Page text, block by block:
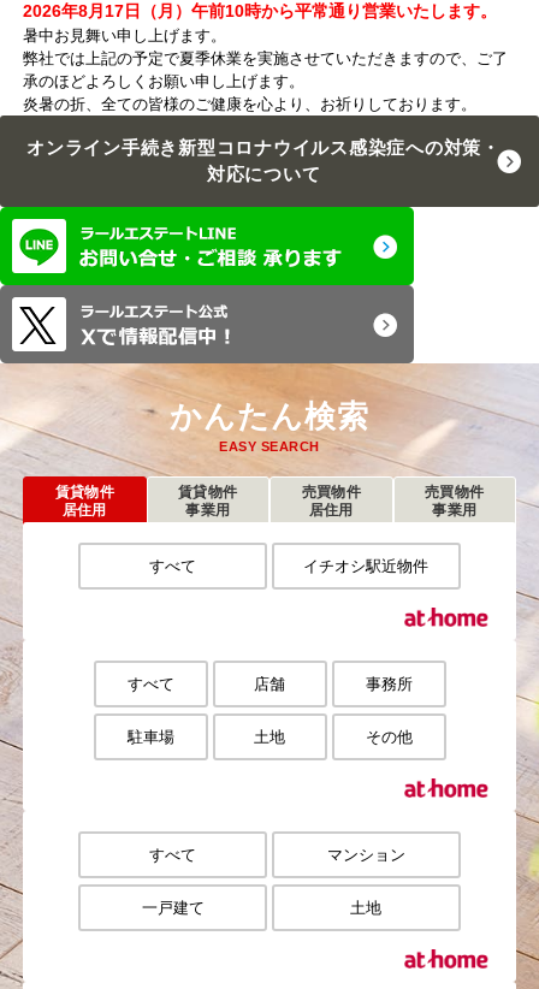
2026年8月17日（月）午前10時から平常通り営業いたします。
暑中お見舞い申し上げます。
弊社では上記の予定で夏季休業を実施させていただきますので、ご了
承のほどよろしくお願い申し上げます。
炎暑の折、全ての皆様のご健康を心より、お祈りしております。
オンライン手続き新型コロナウイルス感染症への対策・
対応について
かんたん検索
EASY SEARCH
賃貸物件
居住用
賃貸物件
事業用
売買物件
居住用
売買物件
事業用
すべて イチオシ駅近物件
すべて 店舗 事務所
駐車場 土地 その他
すべて マンション
一戸建て 土地